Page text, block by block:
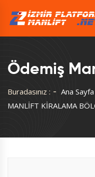
Ödemiş
Buradasınız :
Ana Sayfa
MANLİFT KİRALAMA